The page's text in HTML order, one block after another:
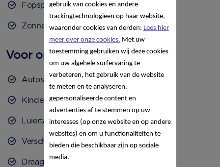
Fopspeen
Zonnecrème voor baby's
Voor onderweg
Autostoel
Kinderwagen
Luiertas
Verschoonmatje
Draagzak of -doek
gebruik van cookies en andere
trackingtechnologieën op haar website,
waaronder cookies van derden: Lees hier
meer over onze cookies. Met uw
toestemming gebruiken wij deze cookies
om uw algehele surfervaring te
verbeteren, het gebruik van de website
te meten en te analyseren,
gepersonaliseerde content en
advertenties af te stemmen op uw
interesses (op onze website en op andere
websites) en om u functionaliteiten te
bieden die beschikbaar zijn op sociale
media.